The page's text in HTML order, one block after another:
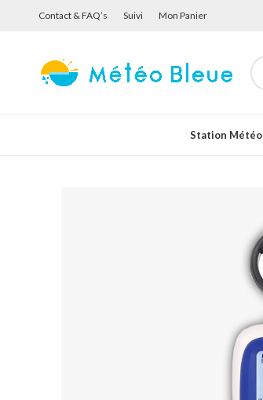
Contact & FAQ’s Suivi Mon Panier
Station Météo